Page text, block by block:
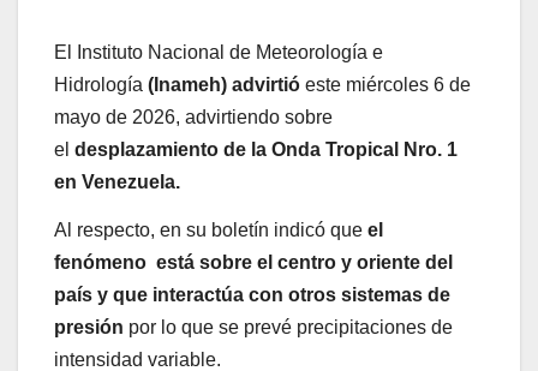
El Instituto Nacional de Meteorología e
Hidrología (Inameh) advirtió este miércoles 6 de
mayo de 2026, advirtiendo sobre
el desplazamiento de la Onda Tropical Nro. 1
en Venezuela.
Al respecto, en su boletín indicó que el
fenómeno está sobre el centro y oriente del
país y que interactúa con otros sistemas de
presión por lo que se prevé precipitaciones de
intensidad variable.